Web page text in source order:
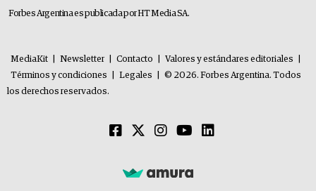
Forbes Argentina es publicada por HT Media SA.
MediaKit Newsletter Contacto Valores y estándares editoriales
Términos y condiciones
Legales
© 2026. Forbes Argentina. Todos
los derechos reservados.